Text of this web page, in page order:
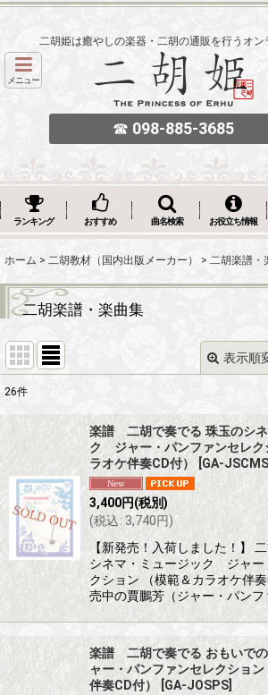
二胡姫は癒やしの楽器・二胡の通販を行うオ
メニュー
☎ 098-885-3685
ランキング おすすめ 曲名検索 お役立ち情報
ホーム > 二胡教材（国内出版メーカー） > 二胡楽譜・
二胡楽譜・楽曲集
表示順
並び順
絞り込む
26件
楽譜 二胡で奏でる 珠玉のシ
ク ジャー・パンファンセレク
ラオケ伴奏CD付）
GA-JSCMS
3,400円(税別)
(税込: 3,740円)
【新発売！入荷しました！】
シネマ・ミュージック ジャー
クション （模範＆カラオケ伴
売中の賈鵬芳（ジャー・パンフ
楽譜 二胡で奏でる おもいで
ャー・パンファンセレクショ
伴奏CD付）
[ GA-JOSPS